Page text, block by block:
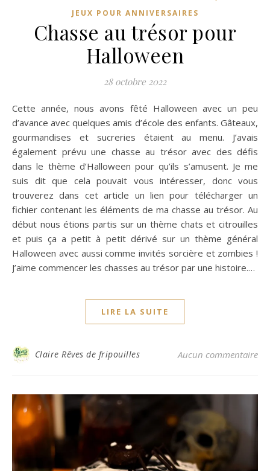
JEUX POUR ANNIVERSAIRES
Chasse au trésor pour
Halloween
28 octobre 2022
Cette année, nous avons fêté Halloween avec un peu
d’avance avec quelques amis d’école des enfants. Gâteaux,
gourmandises et sucreries étaient au menu. J’avais
également prévu une chasse au trésor avec des défis
dans le thème d’Halloween pour qu’ils s’amusent. Je me
suis dit que cela pouvait vous intéresser, donc vous
trouverez dans cet article un lien pour télécharger un
fichier contenant les éléments de ma chasse au trésor. Au
début nous étions partis sur un thème chats et citrouilles
et puis ça a petit à petit dérivé sur un thème général
Halloween avec aussi comme invités sorcière et zombies !
J’aime commencer les chasses au trésor par une histoire.…
LIRE LA SUITE
Claire Rêves de fripouilles Aucun commentaire